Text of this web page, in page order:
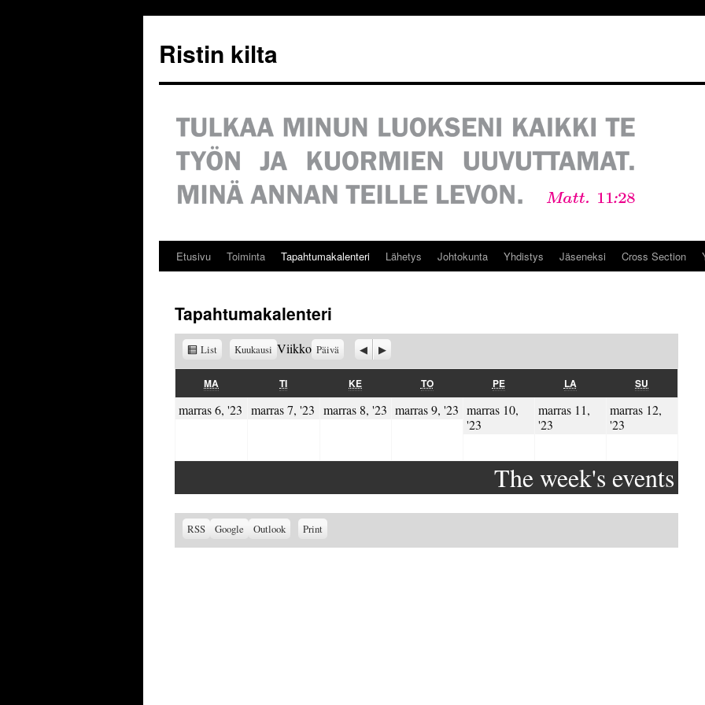
Ristin kilta
Etusivu Toiminta Tapahtumakalenteri Lähetys Johtokunta Yhdistys Jäseneksi Cross Section
Tapahtumakalenteri
View
List Kuukausi Viikko Päivä Previous
Seuraava
The week's events
MA TITIISTAI KEKESKIVIIKKOTOTORSTAI PEPERJANTAI LALAUANTAI SU
marras 6, '23 06.11.2023
marras 7, '23 07.11.2023
marras 8, '23 08.11.2023
marras 9, '23 09.11.2023
marras 10,
'23 10.11.2023
marras 11,
'23 11.11.2023
marras 12,
'23 12.11.2023
RSS
Subscribe
Google
Subscribe
Outlook Print